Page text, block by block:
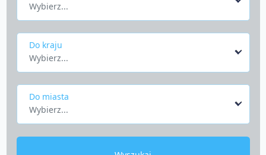
Wybierz...
Do kraju
Wybierz...
Do miasta
Wybierz...